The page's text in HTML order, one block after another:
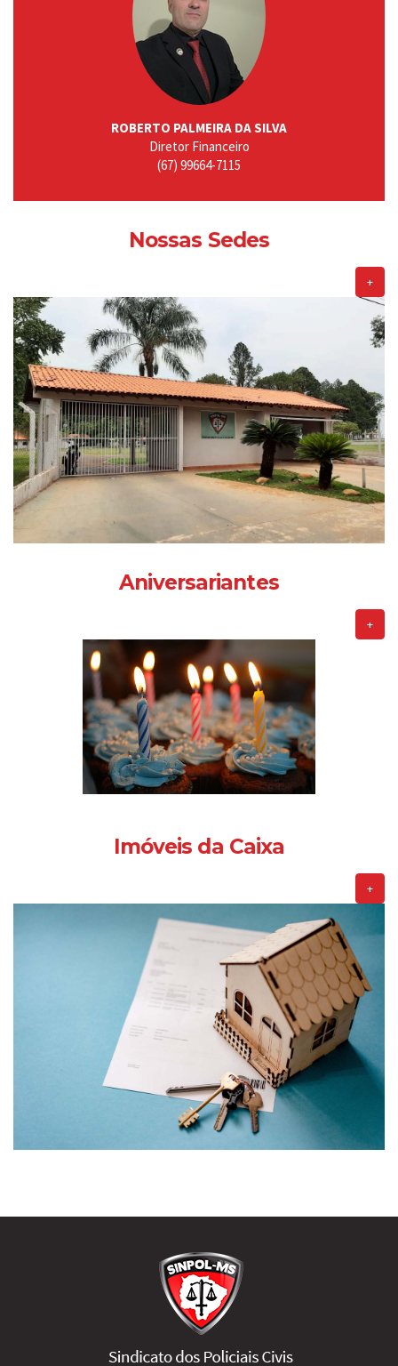
ROBERTO PALMEIRA DA SILVA
Diretor Financeiro
(67) 99664-7115
Nossas Sedes
+
Aniversariantes
+
Imóveis da Caixa
+